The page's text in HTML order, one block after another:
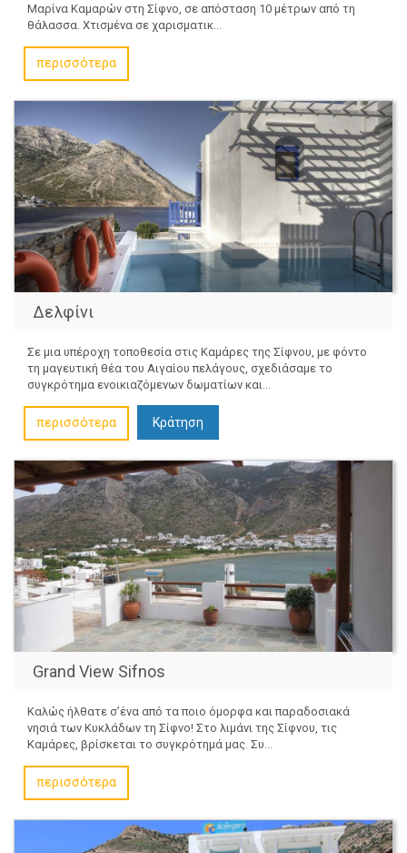
Μαρίνα Καμαρών στη Σίφνο, σε απόσταση 10 μέτρων από τη
θάλασσα. Χτισμένα σε χαρισματικ...
περισσότερα
Δελφίνι
Σε μια υπέροχη τοποθεσία στις Καμάρες της Σίφνου, με φόντο
τη μαγευτική θέα του Αιγαίου πελάγους, σχεδιάσαμε το
συγκρότημα ενοικιαζόμενων δωματίων και...
περισσότερα Κράτηση
Grand View Sifnos
Καλώς ήλθατε σ’ένα από τα ποιο όμορφα και παραδοσιακά
νησιά των Κυκλάδων τη Σίφνο! Στο λιμάνι της Σίφνου, τις
Καμάρες, βρίσκεται το συγκρότημά μας. Συ...
περισσότερα